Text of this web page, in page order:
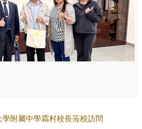
學附屬中學霜村校長蒞校訪問